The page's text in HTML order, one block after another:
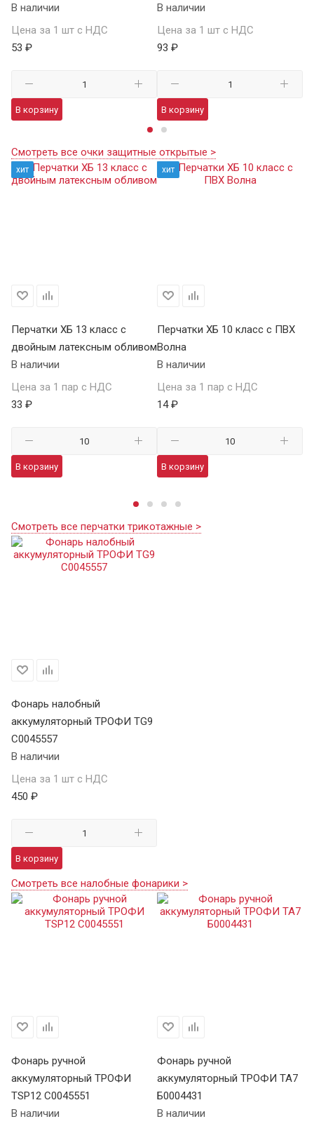
В наличии
Цена за 1 шт с НДС
53 ₽
В корзину
В наличии
Цена за 1 шт с НДС
93 ₽
В корзину
Смотреть все очки защитные открытые >
хит
Перчатки ХБ 13 класс с
двойным латексным обливом
В наличии
Цена за 1 пар с НДС
33 ₽
В корзину
хит
Перчатки ХБ 10 класс с ПВХ
Волна
В наличии
Цена за 1 пар с НДС
14 ₽
В корзину
Смотреть все перчатки трикотажные >
Фонарь налобный
аккумуляторный ТРОФИ TG9
C0045557
В наличии
Цена за 1 шт с НДС
450 ₽
В корзину
Смотреть все налобные фонарики >
Фонарь ручной
аккумуляторный ТРОФИ
TSP12 C0045551
В наличии
Фонарь ручной
аккумуляторный ТРОФИ TA7
Б0004431
В наличии